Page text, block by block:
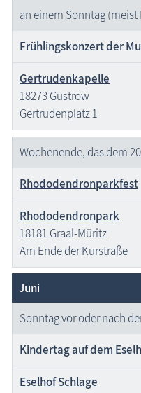
an einem Sonntag (meist
Frühlingskonzert der
Gertrudenkapelle
18273 Güstrow
Gertrudenplatz 1
Wochenende, das dem
Rhododendronparkfest
Rhododendronpark
18181 Graal-Müritz
Am Ende der Kurstraße
Juni
Sonntag vor oder nach
Kindertag auf dem
Eselhof Schlage